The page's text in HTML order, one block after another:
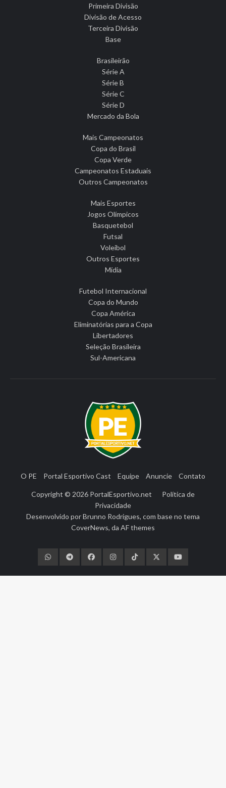
Primeira Divisão
Divisão de Acesso
Terceira Divisão
Base
Brasileirão
Série A
Série B
Série C
Série D
Mercado da Bola
Mais Campeonatos
Copa do Brasil
Copa Verde
Campeonatos Estaduais
Outros Campeonatos
Mais Esportes
Jogos Olímpicos
Basquetebol
Futsal
Voleibol
Outros Esportes
Mídia
Futebol Internacional
Copa do Mundo
Copa América
Eliminatórias para a Copa
Libertadores
Seleção Brasileira
Sul-Americana
O PE Portal Esportivo Cast Equipe Anuncie Contato
Copyright © 2026 PortalEsportivo.net
Política de
Privacidade
Desenvolvido porBrunno Rodrigues, com base no tema
CoverNews, da AF themes